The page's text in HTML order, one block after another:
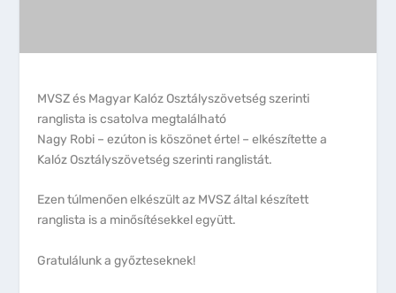
MVSZ és Magyar Kalóz Osztályszövetség szerinti
ranglista is csatolva megtalálható
Nagy Robi – ezúton is köszönet érte! – elkészítette a
Kalóz Osztályszövetség szerinti ranglistát.
Ezen túlmenően elkészült az MVSZ által készített
ranglista is a minősítésekkel együtt.
Gratulálunk a győzteseknek!